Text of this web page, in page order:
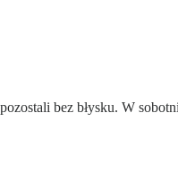
bez błysku. W